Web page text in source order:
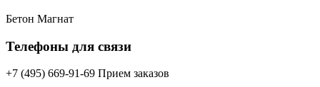
Бетон Магнат
Телефоны для связи
+7 (495) 669-91-69 Прием заказов